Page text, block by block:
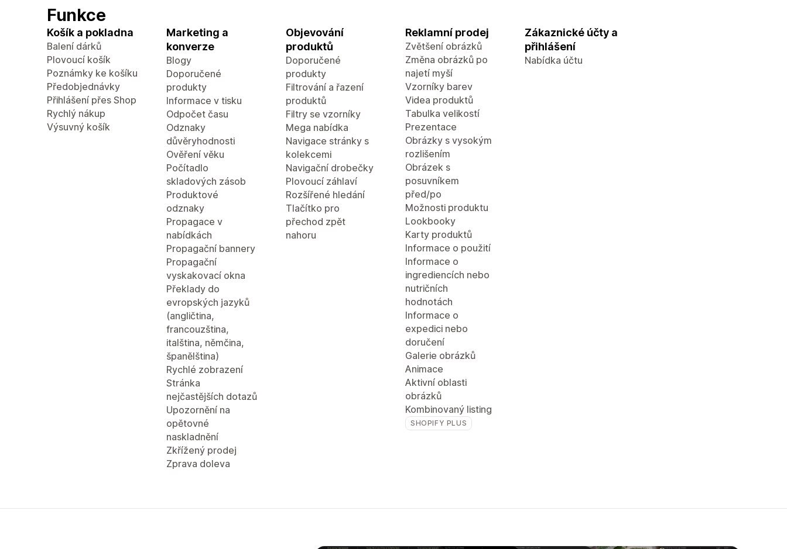
Funkce
Košík a pokladna
Balení dárků
Plovoucí košík
Poznámky ke košíku
Předobjednávky
Přihlášení přes Shop
Rychlý nákup
Výsuvný košík
Marketing a
konverze
Blogy
Doporučené
produkty
Informace v tisku
Odpočet času
Odznaky
důvěryhodnosti
Ověření věku
Počítadlo
skladových zásob
Produktové
odznaky
Propagace v
nabídkách
Propagační bannery
Propagační
vyskakovací okna
Překlady do
evropských jazyků
(angličtina,
francouzština,
italština, němčina,
španělština)
Rychlé zobrazení
Stránka
nejčastějších dotazů
Upozornění na
opětovné
naskladnění
Zkřížený prodej
Zprava doleva
Objevování
produktů
Doporučené
produkty
Filtrování a řazení
produktů
Filtry se vzorníky
Mega nabídka
Navigace stránky s
kolekcemi
Navigační drobečky
Plovoucí záhlaví
Rozšířené hledání
Tlačítko pro
přechod zpět
nahoru
Reklamní prodej
Zvětšení obrázků
Změna obrázků po
najetí myší
Vzorníky barev
Videa produktů
Tabulka velikostí
Prezentace
Obrázky s vysokým
rozlišením
Obrázek s
posuvníkem
před/po
Možnosti produktu
Lookbooky
Karty produktů
Informace o použití
Informace o
ingrediencích nebo
nutričních
hodnotách
Informace o
expedici nebo
doručení
Galerie obrázků
Animace
Aktivní oblasti
obrázků
Kombinovaný listing
SHOPIFY PLUS
Zákaznické účty a
přihlášení
Nabídka účtu